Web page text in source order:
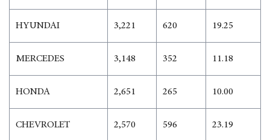
HYUNDAI 3,221 620 19.25
MERCEDES 3,148 352 11.18
HONDA 2,651 265 10.00
CHEVROLET 2,570 596 23.19